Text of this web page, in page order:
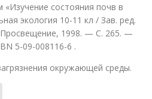
«Изучение состояния почв в
экология 10-11 кл / Зав. ред.
1998. — С. 265. —
5-09-008116-6 .
окружающей среды.